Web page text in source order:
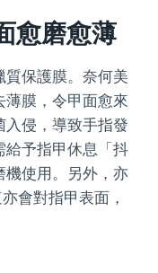
愈磨愈薄
保護膜。奈何美
膜，令甲面愈來
侵，導致手指發
給予指甲休息「抖
機使用。另外，亦
會對指甲表面，